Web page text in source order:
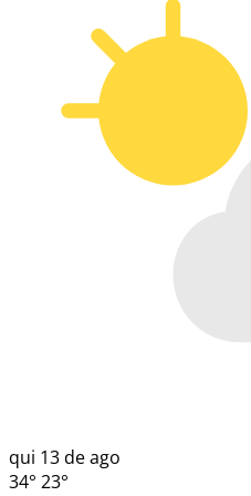
qui 13 de ago
34° 23°